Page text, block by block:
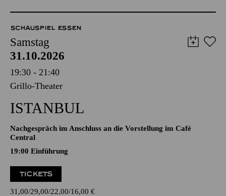
SCHAUSPIEL ESSEN
Samstag
31.10.2026
19:30 - 21:40
Grillo-Theater
ISTANBUL
Nachgespräch im Anschluss an die Vorstellung im Café
Central
19:00 Einführung
TICKETS
31,00 29,00 22,00 16,00 €